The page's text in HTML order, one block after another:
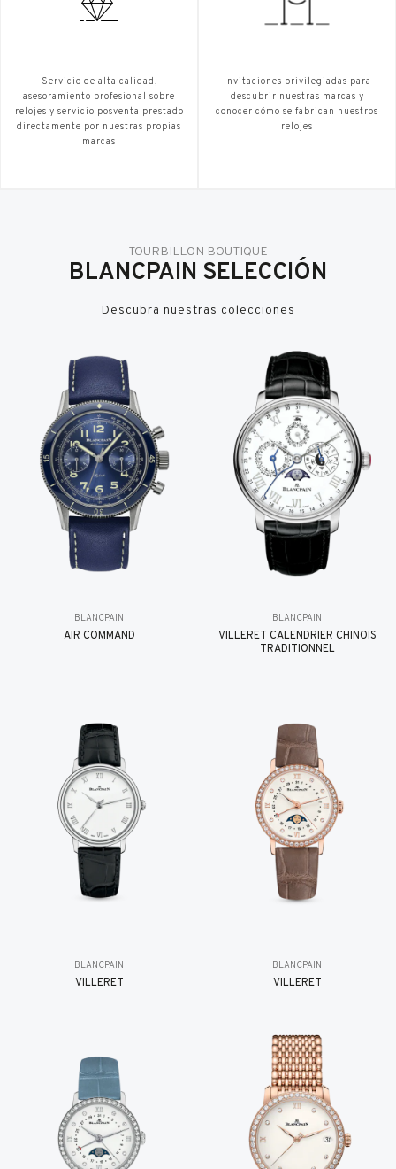
Servicio de alta calidad,
asesoramiento profesional sobre
relojes y servicio posventa prestado
directamente por nuestras propias
marcas
Invitaciones privilegiadas para
descubrir nuestras marcas y
conocer cómo se fabrican nuestros
relojes
TOURBILLON BOUTIQUE
BLANCPAIN SELECCIÓN
Descubra nuestras colecciones
BLANCPAIN
AIR COMMAND
BLANCPAIN
VILLERET CALENDRIER CHINOIS
TRADITIONNEL
BLANCPAIN
VILLERET
BLANCPAIN
VILLERET